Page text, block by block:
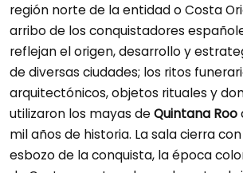
región norte de la entidad o Costa
arribo de los conquistadores
reflejan el origen, desarrollo y
de diversas ciudades; los ritos
arquitectónicos, objetos rituales y
utilizaron los mayas deQuintana Roo
mil años de historia. La sala cierra
esbozo de la conquista, la época